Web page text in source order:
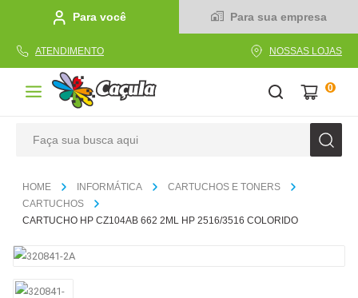
Para você Para sua empresa
ATENDIMENTO NOSSAS LOJAS
0
INFORMÁTICA
CARTUCHOS E TONERS
CARTUCHOS
CARTUCHO HP CZ104AB 662 2ML HP 2516/3516 COLORIDO
1º caderno
3º caneta
4º tecido